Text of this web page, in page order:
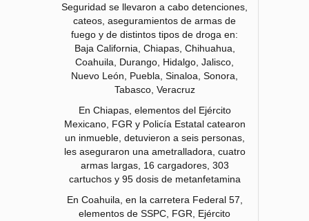
Seguridad se llevaron a cabo detenciones,
cateos, aseguramientos de armas de
fuego y de distintos tipos de droga en:
Baja California, Chiapas, Chihuahua,
Coahuila, Durango, Hidalgo, Jalisco,
Nuevo León, Puebla, Sinaloa, Sonora,
Tabasco, Veracruz
En Chiapas, elementos del Ejército
Mexicano, FGR y Policía Estatal catearon
un inmueble, detuvieron a seis personas,
les aseguraron una ametralladora, cuatro
armas largas, 16 cargadores, 303
cartuchos y 95 dosis de metanfetamina
En Coahuila, en la carretera Federal 57,
elementos de SSPC, FGR, Ejército